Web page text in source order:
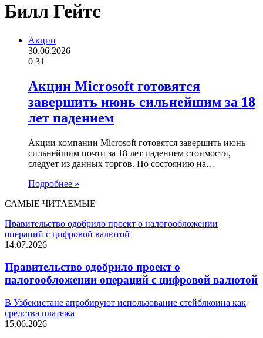
Билл Гейтс
Акции
30.06.2026
0 31
Акции Microsoft готовятся
завершить июнь сильнейшим за 18
лет падением
Акции компании Microsoft готовятся завершить июнь
сильнейшим почти за 18 лет падением стоимости,
следует из данных торгов. По состоянию на…
Подробнее »
САМЫЕ ЧИТАЕМЫЕ
Правительство одобрило проект о налогообложении
операций с цифровой валютой
14.07.2026
Правительство одобрило проект о
налогообложении операций с цифровой валютой
В Узбекистане апробируют использование стейблкоина как
средства платежа
15.06.2026